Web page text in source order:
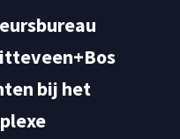
bij het